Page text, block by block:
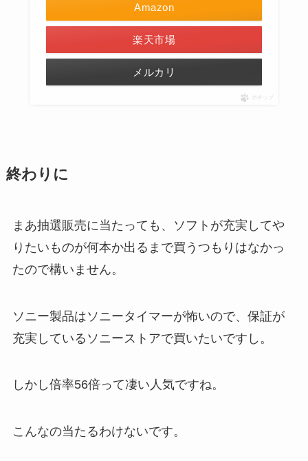
Amazon
楽天市場
メルカリ
ポチップ
終わりに
まあ抽選販売に当たっても、ソフトが充実してや
りたいものが何本か出るまで買うつもりはなかっ
たので構いません。
ソニー製品はソニータイマーが怖いので、保証が
充実しているソニーストアで買いたいですし。
しかし倍率56倍って凄い人気ですね。
こんなの当たるわけないです。